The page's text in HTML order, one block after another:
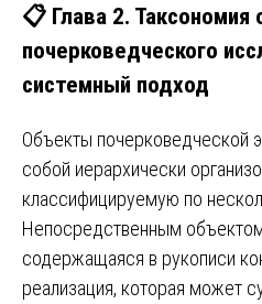
📋 Глава 2. Таксономия
почерковедческого
системный подход
Объекты почерковедческой
собой иерархически
классифицируемую по
Непосредственным
содержащаяся в рукописи
реализация, которая может